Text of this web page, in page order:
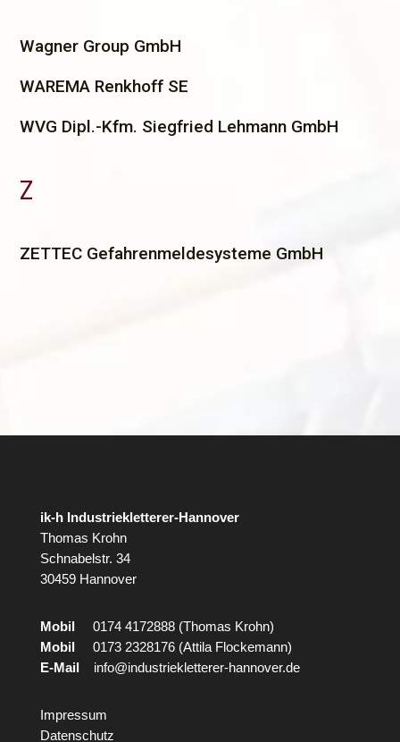
Wagner Group GmbH
WAREMA Renkhoff SE
WVG Dipl.-Kfm. Siegfried Lehmann GmbH
Z
ZETTEC Gefahrenmeldesysteme GmbH
ik-h Industriekletterer-Hannover
Thomas Krohn
Schnabelstr. 34
30459 Hannover
Mobil0174 4172888 (Thomas Krohn)
Mobil0173 2328176 (Attila Flockemann)
E-Mailinfo@industriekletterer-hannover.de
Impressum
Datenschutz